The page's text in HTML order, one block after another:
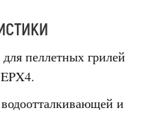
для пеллетных грилей
и